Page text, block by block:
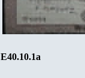
Е40.10.1a